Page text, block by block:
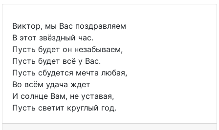
Виктор, мы Вас поздравляем
В этот звёздный час.
Пусть будет он незабываем,
Пусть будет всё у Вас.
Пусть сбудется мечта любая,
Во всём удача ждет
И солнце Вам, не уставая,
Пусть светит круглый год.